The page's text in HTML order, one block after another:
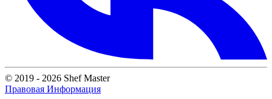
© 2019 - 2026 Shef Master
Правовая Информация